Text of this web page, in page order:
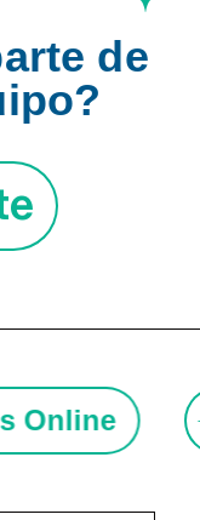
de
Online